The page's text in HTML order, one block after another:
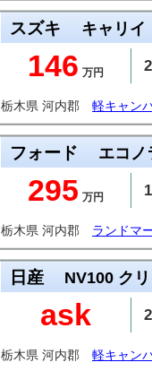
スズキ キャリイ
146 万円
栃木県 河内郡 軽キャン
フォード エコノ
295 万円
栃木県 河内郡 ランドマ
日産 NV100 ク
ask
栃木県 河内郡 軽キャン